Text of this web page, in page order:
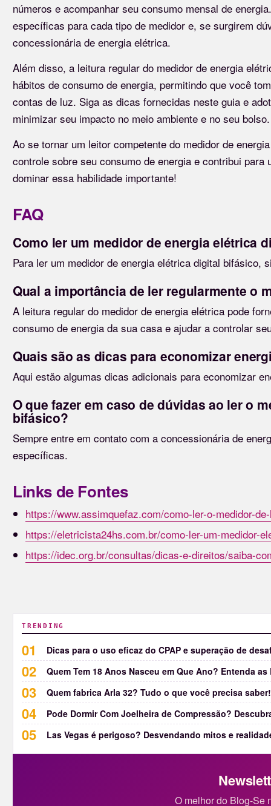
números e acompanhar seu consumo mensal de
específicas para cada tipo de medidor e, se surgirem
concessionária de energia elétrica.
Além disso, a leitura regular do medidor de energia
hábitos de consumo de energia, permitindo que você
contas de luz. Siga as dicas fornecidas neste guia e
minimizar seu impacto no meio ambiente e no seu bolso.
Ao se tornar um leitor competente do medidor de
controle sobre seu consumo de energia e contribui
dominar essa habilidade importante!
FAQ
Como ler um medidor de energia elétrica
Para ler um medidor de energia elétrica digital bifásico,
Qual a importância de ler regularmente o
A leitura regular do medidor de energia elétrica pode
consumo de energia da sua casa e ajudar a controlar
Quais são as dicas para economizar
Aqui estão algumas dicas adicionais para economizar
O que fazer em caso de dúvidas ao ler o
bifásico?
Sempre entre em contato com a concessionária de
específicas.
Links de Fontes
https://www.assimquefaz.com/como-ler-o-medidor-
https://eletricista24hs.com.br/como-ler-um-medidor-
https://idec.org.br/consultas/dicas-e-direitos/saiba-
TRENDING
Dicas para o uso eficaz do CPAP e superação de
Quem Tem 18 Anos Nasceu em Que Ano? Entenda
Quem fabrica Arla 32? Tudo o que você precisa saber!
Pode Dormir Com Joelheira de Compressão?
Las Vegas é perigoso? Desvendando mitos e
O melhor do Blog-Se